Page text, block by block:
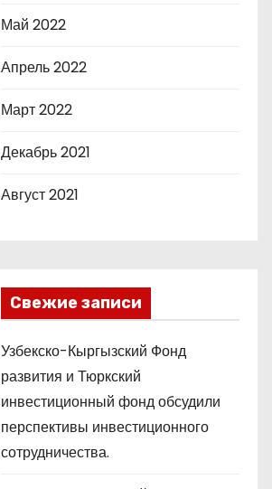
Май 2022
Апрель 2022
Март 2022
Декабрь 2021
Август 2021
Свежие записи
Узбекско-Кыргызский Фонд
развития и Тюркский
инвестиционный фонд обсудили
перспективы инвестиционного
сотрудничества.